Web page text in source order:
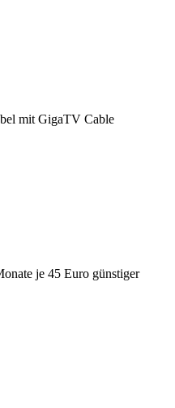
mit GigaTV Cable
je 45 Euro günstiger